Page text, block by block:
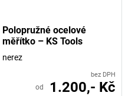
Polopružné ocelové
měřítko – KS Tools
nerez
bez DPH
od 1.200,- Kč